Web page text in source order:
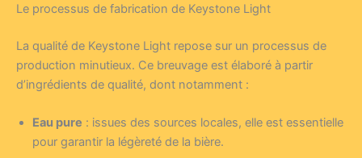
Le processus de fabrication de Keystone Light
La qualité de Keystone Light repose sur un processus de
production minutieux. Ce breuvage est élaboré à partir
d’ingrédients de qualité, dont notamment :
Eau pure : issues des sources locales, elle est essentielle
pour garantir la légèreté de la bière.